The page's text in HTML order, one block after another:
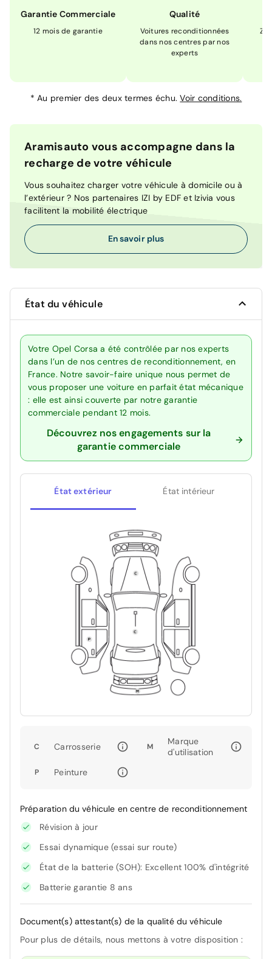
Garantie Commerciale
12 mois de garantie
Qualité
Voitures reconditionnées
dans nos centres par nos
experts
*Au premier des deux termes échu.Voir conditions.
Aramisauto vous accompagne dans la
recharge de votre véhicule
Vous souhaitez charger votre véhicule à domicile ou à
l’extérieur ? Nos partenaires IZI by EDF et Izivia vous
facilitent la mobilité électrique
En savoir plus
État du véhicule
Votre Opel Corsa a été contrôlée par nos experts
dans l’un de nos centres de reconditionnement, en
France. Notre savoir-faire unique nous permet de
vous proposer une voiture en parfait état mécanique
: elle est ainsi couverte par notre garantie
commerciale pendant 12 mois.
Découvrez nos engagements sur la
garantie commerciale
État extérieur État intérieur
C Carrosserie M
Marque
d'utilisation
P Peinture
Préparation du véhicule en centre de reconditionnement
Révision à jour
Essai dynamique (essai sur route)
État de la batterie (SOH): Excellent 100% d'intégrité
Batterie garantie 8 ans
Document(s) attestant(s) de la qualité du véhicule
Pour plus de détails, nous mettons à votre disposition :